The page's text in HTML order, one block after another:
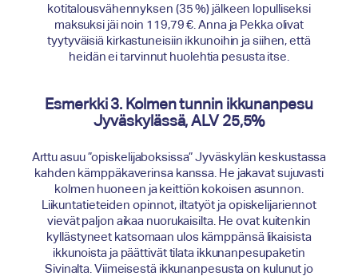
kotitalousvähennyksen (35 %) jälkeen lopulliseksi
maksuksi jäi noin 119,79 €. Anna ja Pekka olivat
tyytyväisiä kirkastuneisiin ikkunoihin ja siihen, että
heidän ei tarvinnut huolehtia pesusta itse.
Esmerkki 3. Kolmen tunnin ikkunanpesu
Jyväskylässä, ALV 25,5%
Arttu asuu ”opiskelijaboksissa” Jyväskylän keskustassa
kahden kämppäkaverinsa kanssa. He jakavat sujuvasti
kolmen huoneen ja keittiön kokoisen asunnon.
Liikuntatieteiden opinnot, iltatyöt ja opiskelijariennot
vievät paljon aikaa nuorukaisilta. He ovat kuitenkin
kyllästyneet katsomaan ulos kämppänsä likaisista
ikkunoista ja päättivät tilata ikkunanpesupaketin
Sivinalta. Viimeisestä ikkunanpesusta on kulunut jo